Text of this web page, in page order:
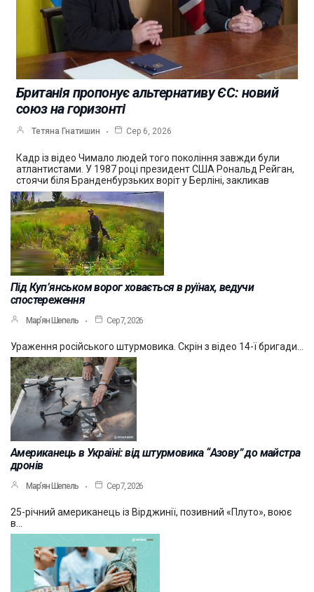
Британія пропонує альтернативу ЄС: новий
союз на горизонті
Тетяна Гнатишин Сер 6, 2026
Кадр із відео Чимало людей того покоління завжди були
атлантистами. У 1987 році президент США Рональд Рейган,
стоячи біля Бранденбурзьких воріт у Берліні, закликав
Під Куп’янськом ворог ховається в руїнах, ведучи
спостереження
Мар’ян Шепель Сер 7, 2026
Ураження російського штурмовика. Скрін з відео 14-ї бригади…
Американець в Україні: від штурмовика “Азову” до майстра
дронів
Мар’ян Шепель Сер 7, 2026
25-річний американець із Вірджинії, позивний «Плуто», воює
в…